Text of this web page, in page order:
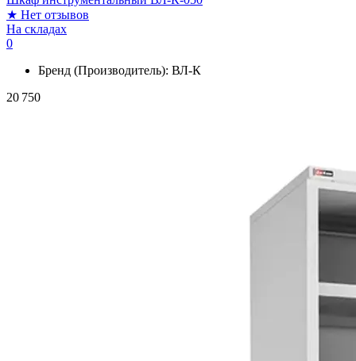
★ Нет отзывов
На складах
0
Бренд (Производитель): ВЛ-К
20 750